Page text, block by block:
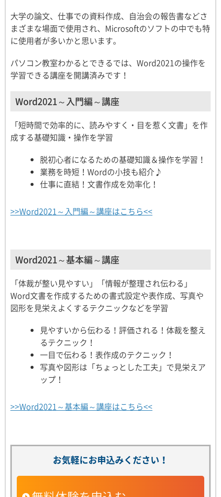
大学の論文、仕事での資料作成、自治会の報告書などさ
まざまな場面で使用され、Microsoftのソフトの中でも特
に使用者が多いかと思います。
パソコン教室わかるとできるでは、Word2021の操作を
学習できる講座を開講済みです！
Word2021～入門編～講座
「短時間で効率的に、読みやすく・目を惹く文書」を作
成する基礎知識・操作を学習
脱初心者になるための基礎知識＆操作を学習！
業務を時短！Wordの小技も紹介♪
仕事に直結！文書作成を効率化！
>>Word2021～入門編～講座はこちら<<
Word2021～基本編～講座
「体裁が整い見やすい」「情報が整理され伝わる」
Word文書を作成するための書式設定や表作成、写真や
図形を見栄えよくするテクニックなどを学習
見やすいから伝わる！評価される！体裁を整え
るテクニック！
一目で伝わる！表作成のテクニック！
写真や図形は「ちょっとした工夫」で見栄えア
ップ！
>>Word2021～基本編～講座はこちら<<
お気軽にお申込みください！